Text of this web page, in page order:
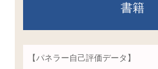
書籍
【パネラー自己評価データ】